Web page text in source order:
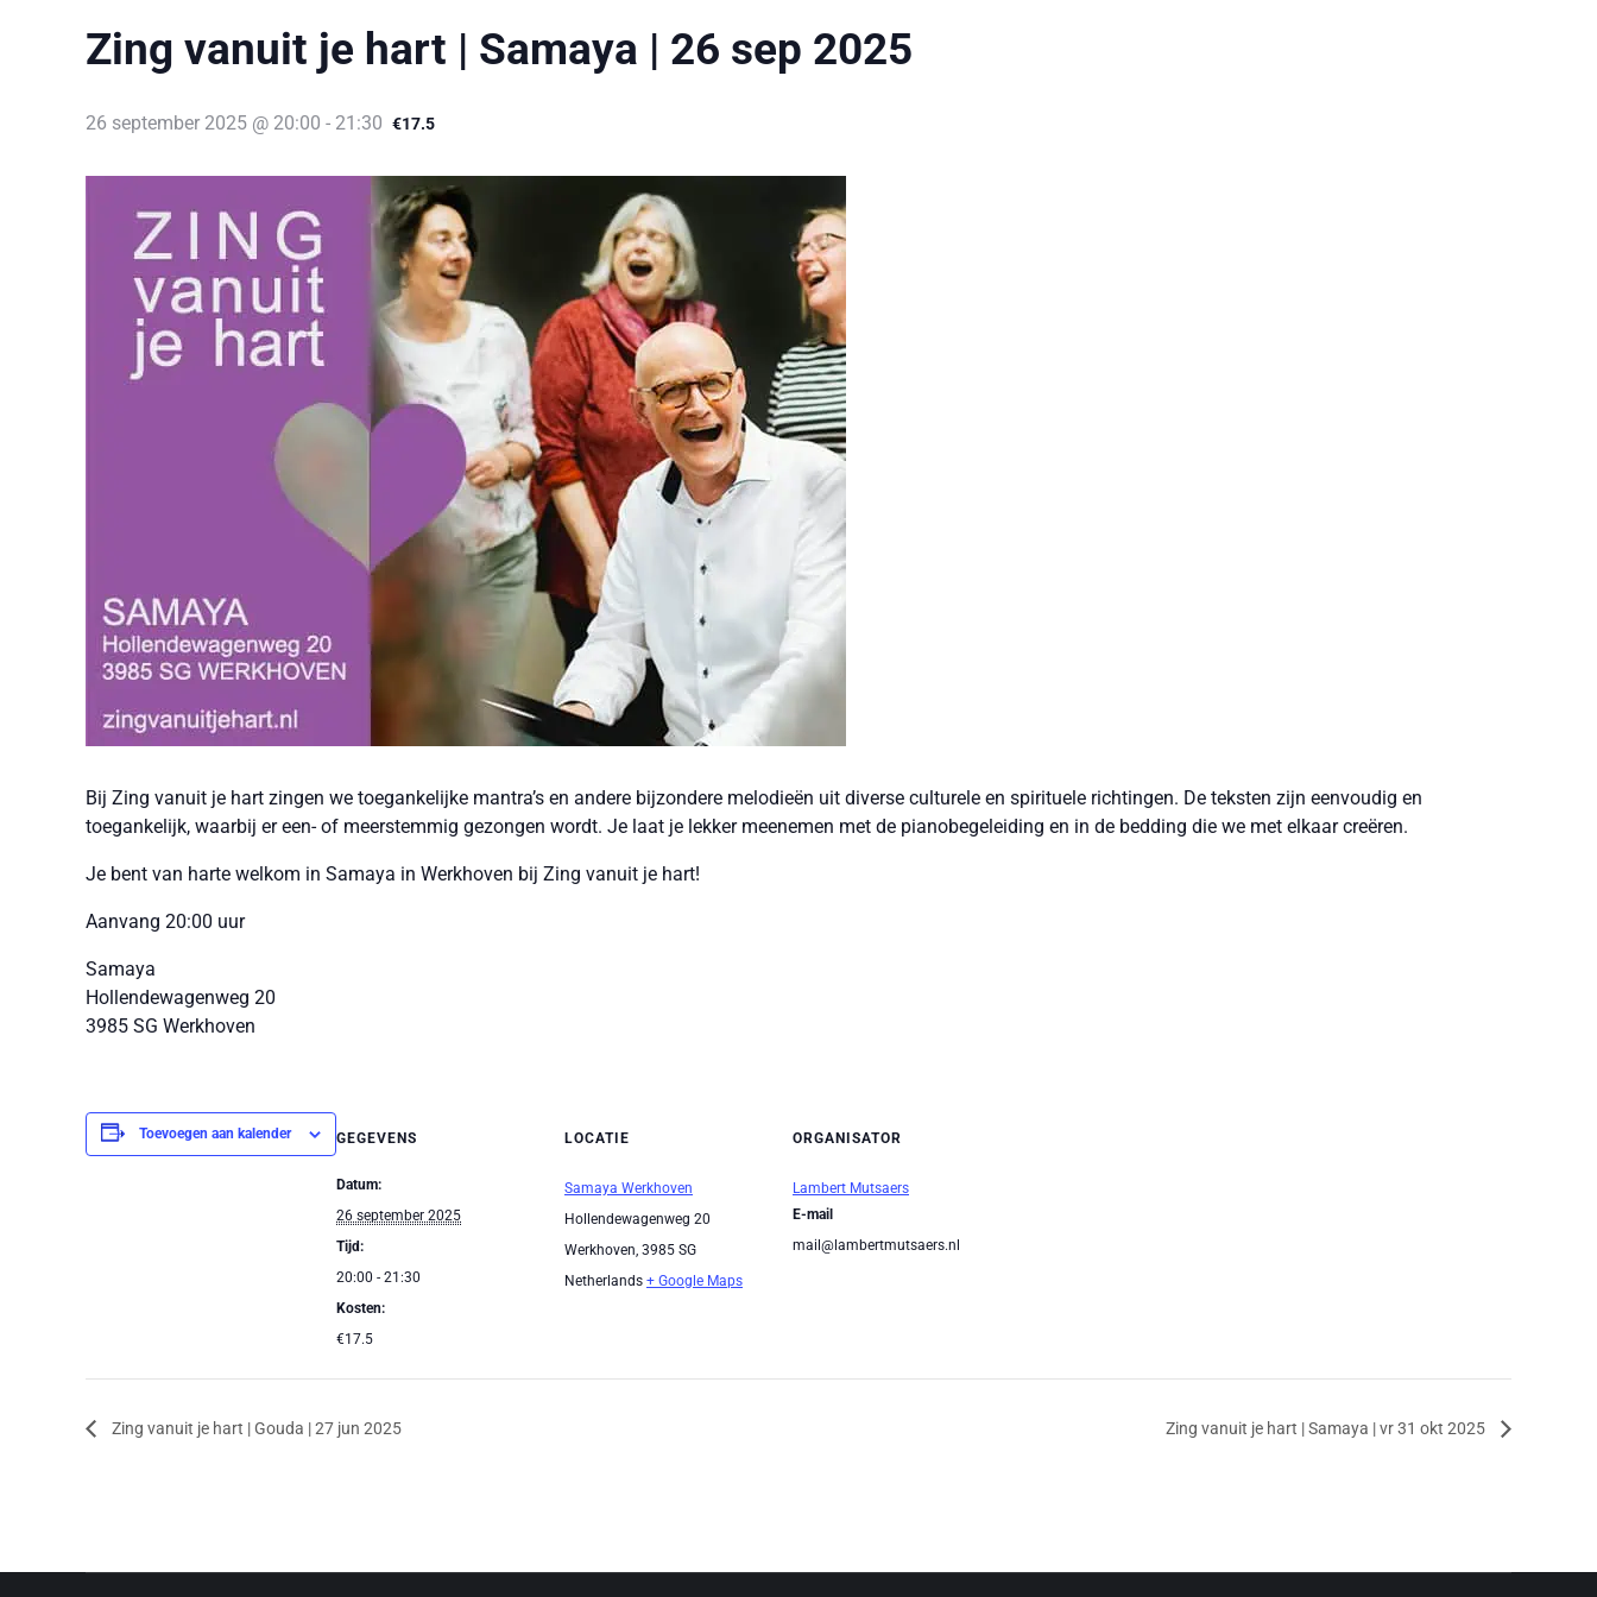
Zing vanuit je hart | Samaya | 26 sep 2025
26 september 2025 @ 20:00 - 21:30 €17.5
Bij Zing vanuit je hart zingen we toegankelijke mantra’s en andere bijzondere melodieën uit diverse culturele en spirituele richtingen. De teksten zijn eenvoudig en
toegankelijk, waarbij er een- of meerstemmig gezongen wordt. Je laat je lekker meenemen met de pianobegeleiding en in de bedding die we met elkaar creëren.
Je bent van harte welkom in Samaya in Werkhoven bij Zing vanuit je hart!
Aanvang 20:00 uur
Samaya
Hollendewagenweg 20
3985 SG Werkhoven
Toevoegen aan kalender GEGEVENS
Datum:
26 september 2025
Tijd:
20:00 - 21:30
Kosten:
€17.5
LOCATIE
Samaya Werkhoven
Hollendewagenweg 20
Werkhoven, 3985 SG
Netherlands + Google Maps
ORGANISATOR
Lambert Mutsaers
E-mail
mail@lambertmutsaers.nl
Zing vanuit je hart | Gouda | 27 jun 2025 Zing vanuit je hart | Samaya | vr 31 okt 2025